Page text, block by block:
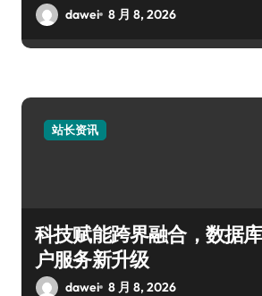
dawei 8 月 8, 2026
站长资讯
科技赋能跨界融合，数据
户服务新升级
dawei 8 月 8, 2026